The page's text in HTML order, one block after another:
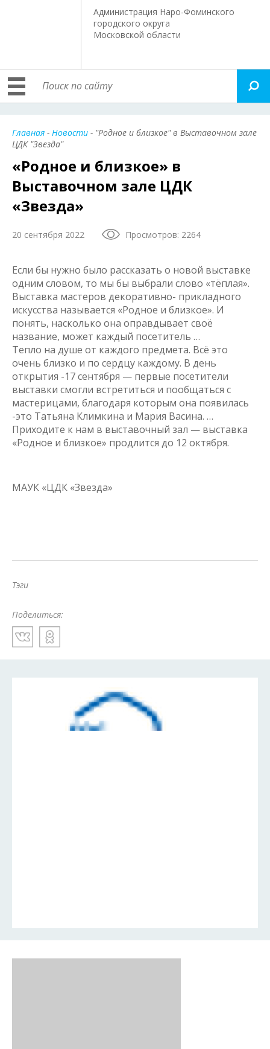
Администрация Наро-Фоминского
городского округа
Московской области
Главная - Новости - "Родное и близкое" в Выставочном зале
ЦДК "Звезда"
«Родное и близкое» в
Выставочном зале ЦДК
«Звезда»
20 сентября 2022 Просмотров: 2264
Если бы нужно было рассказать о новой выставке
одним словом, то мы бы выбрали слово «тёплая».
Выставка мастеров декоративно- прикладного
искусства называется «Родное и близкое». И
понять, насколько она оправдывает своё
название, может каждый посетитель …
Тепло на душе от каждого предмета. Всё это
очень близко и по сердцу каждому. В день
открытия -17 сентября — первые посетители
выставки смогли встретиться и пообщаться с
мастерицами, благодаря которым она появилась
-это Татьяна Климкина и Мария Васина. …
Приходите к нам в выставочный зал — выставка
«Родное и близкое» продлится до 12 октября.
МАУК «ЦДК «Звезда»
Тэги
Поделиться: